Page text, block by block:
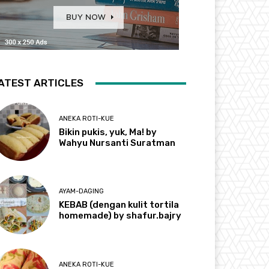
ARTICLES
ANEKA ROTI-KUE
Bikin pukis, yuk, Ma! by
Wahyu Nursanti Suratman
AYAM-DAGING
KEBAB (dengan kulit tortila
homemade) by shafur.bajry
ANEKA ROTI-KUE